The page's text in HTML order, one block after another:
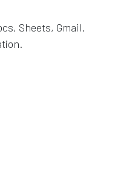
Sheets, Gmail.